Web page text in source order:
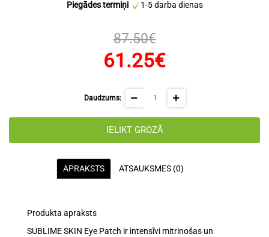
Piegādes termiņi
1-5 darba dienas
87.50€
61.25€
Daudzums:
IELIKT GROZĀ
APRAKSTS ATSAUKSMES (0)
Produkta apraksts
SUBLIME SKIN Eye Patch ir intensīvi mitrinošas un